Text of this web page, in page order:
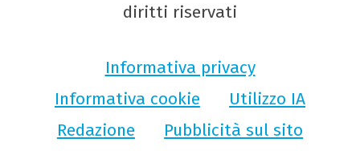
diritti riservati
Informativa privacy
Informativa cookie
Utilizzo IA
Redazione
Pubblicità sul sito